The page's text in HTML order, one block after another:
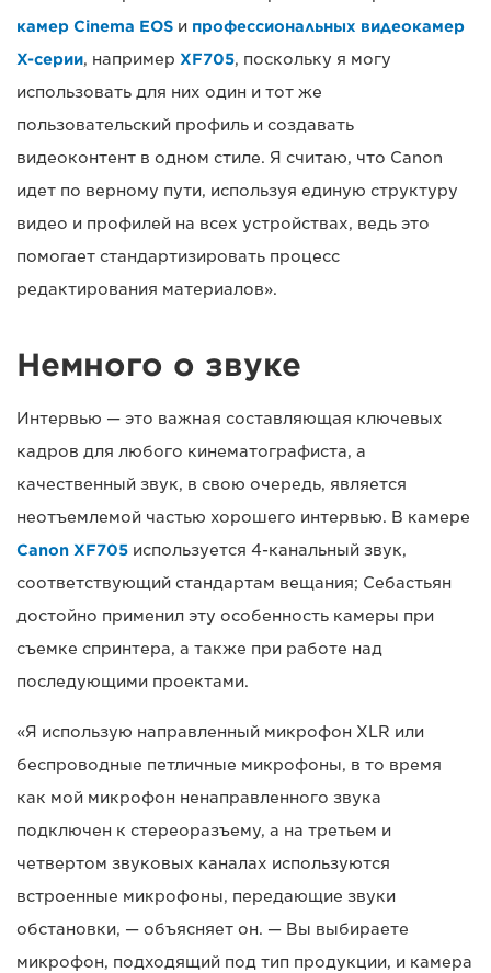
камер Cinema EOS и профессиональных видеокамер
X-серии, например XF705, поскольку я могу
использовать для них один и тот же
пользовательский профиль и создавать
видеоконтент в одном стиле. Я считаю, что Canon
идет по верному пути, используя единую структуру
видео и профилей на всех устройствах, ведь это
помогает стандартизировать процесс
редактирования материалов».
Немного о звуке
Интервью — это важная составляющая ключевых
кадров для любого кинематографиста, а
качественный звук, в свою очередь, является
неотъемлемой частью хорошего интервью. В камере
Canon XF705 используется 4-канальный звук,
соответствующий стандартам вещания; Себастьян
достойно применил эту особенность камеры при
съемке спринтера, а также при работе над
последующими проектами.
«Я использую направленный микрофон XLR или
беспроводные петличные микрофоны, в то время
как мой микрофон ненаправленного звука
подключен к стереоразъему, а на третьем и
четвертом звуковых каналах используются
встроенные микрофоны, передающие звуки
обстановки, — объясняет он. — Вы выбираете
микрофон, подходящий под тип продукции, и камера